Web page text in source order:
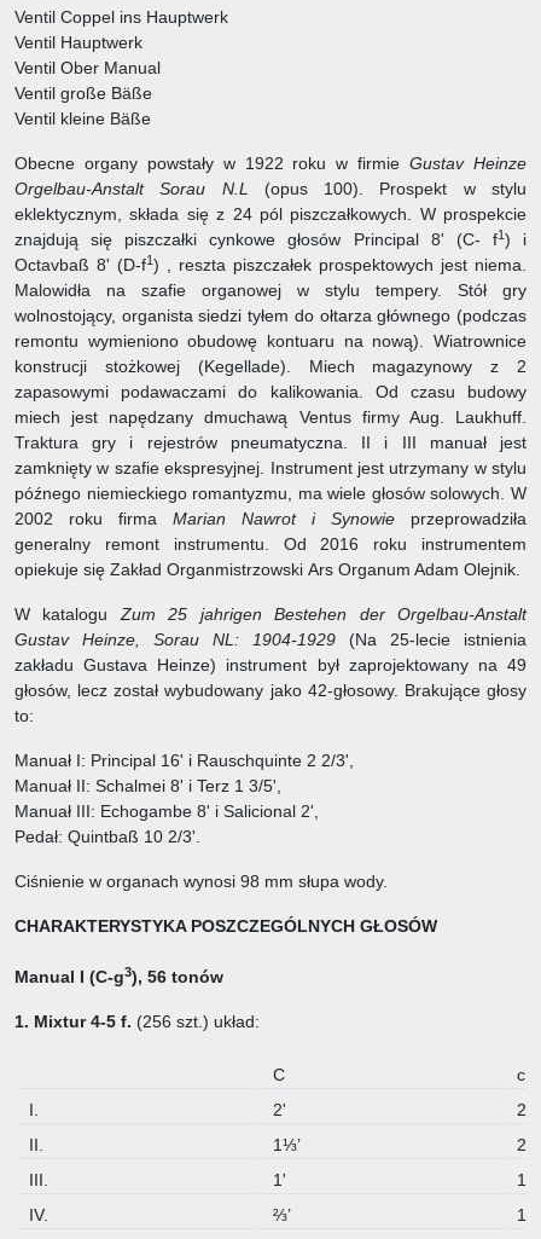
Ventil Coppel ins Hauptwerk
Ventil Hauptwerk
Ventil Ober Manual
Ventil große Bäße
Ventil kleine Bäße
Obecne organy powstały w 1922 roku w firmieGustav Heinze
Orgelbau-Anstalt Sorau N.L
(opus 100). Prospekt w stylu
eklektycznym, składa się z 24 pól piszczałkowych. W prospekcie
znajdują się piszczałki cynkowe głosów Principal 8' (C- f1) i
Octavbaß 8' (D-f1) , reszta piszczałek prospektowych jest niema.
Malowidła na szafie organowej w stylu tempery. Stół gry
wolnostojący, organista siedzi tyłem do ołtarza głównego (podczas
remontu wymieniono obudowę kontuaru na nową). Wiatrownice
konstrucji stożkowej (Kegellade). Miech magazynowy z 2
zapasowymi podawaczami do kalikowania. Od czasu budowy
miech jest napędzany dmuchawą Ventus firmy Aug. Laukhuff.
Traktura gry i rejestrów pneumatyczna. II i III manuał jest
zamknięty w szafie ekspresyjnej. Instrument jest utrzymany w stylu
późnego niemieckiego romantyzmu, ma wiele głosów solowych. W
2002 roku firma Marian Nawrot i Synowie przeprowadziła
generalny remont instrumentu. Od 2016 roku instrumentem
opiekuje się Zakład Organmistrzowski Ars Organum Adam Olejnik.
W katalogu Zum 25 jahrigen Bestehen der Orgelbau-Anstalt
Gustav Heinze, Sorau NL: 1904-1929 (Na 25-lecie istnienia
zakładu Gustava Heinze) instrument był zaprojektowany na 49
głosów, lecz został wybudowany jako 42-głosowy. Brakujące głosy
to:
Manuał I: Principal 16' i Rauschquinte 2 2/3',
Manuał II: Schalmei 8' i Terz 1 3/5',
Manuał III: Echogambe 8' i Salicional 2',
Pedał: Quintbaß 10 2/3'.
Ciśnienie w organach wynosi 98 mm słupa wody.
CHARAKTERYSTYKA POSZCZEGÓLNYCH GŁOSÓW
Manual I (C-g3), 56 tonów
1. Mixtur 4-5 f. (256 szt.) układ:
C
c
I.
2'
II.
1⅓’
2'
III.
1'
IV.
⅔’
1'